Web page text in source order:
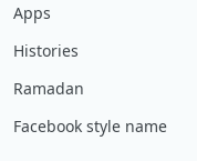
Apps
Histories
Ramadan
Facebook style name